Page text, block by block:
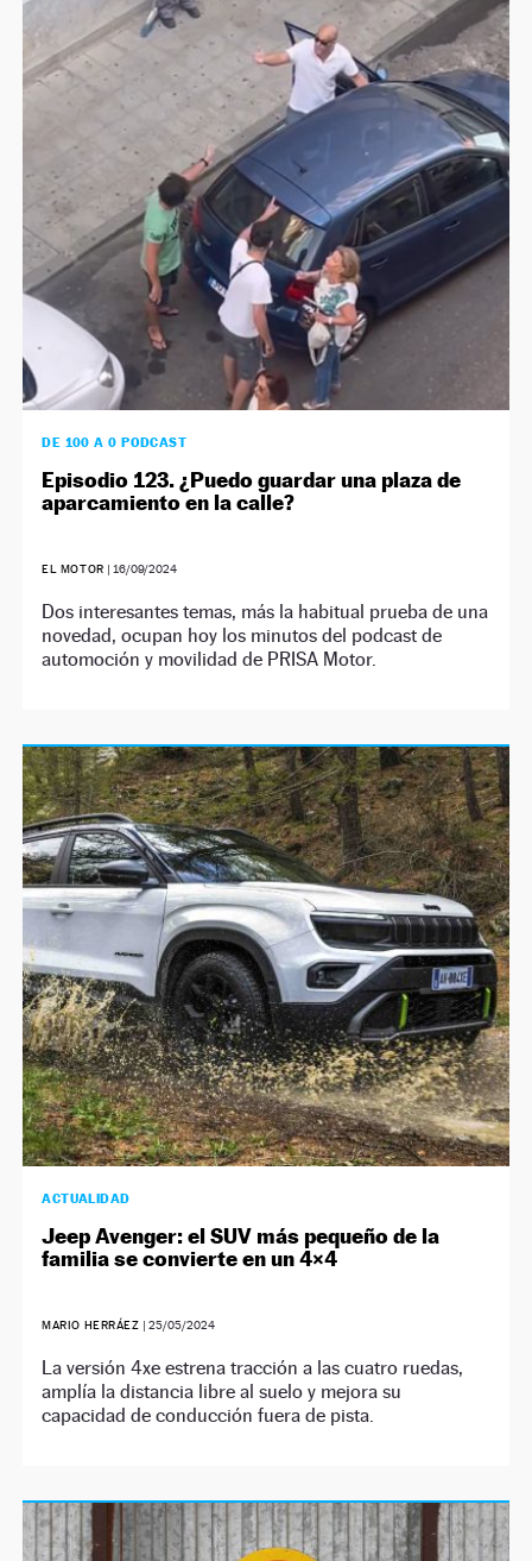
DE 100 A 0 PODCAST
Episodio 123. ¿Puedo guardar una plaza de
aparcamiento en la calle?
EL MOTOR | 16/09/2024
Dos interesantes temas, más la habitual prueba de una
novedad, ocupan hoy los minutos del podcast de
automoción y movilidad de PRISA Motor.
ACTUALIDAD
Jeep Avenger: el SUV más pequeño de la
familia se convierte en un 4×4
MARIO HERRÁEZ | 25/05/2024
La versión 4xe estrena tracción a las cuatro ruedas,
amplía la distancia libre al suelo y mejora su
capacidad de conducción fuera de pista.